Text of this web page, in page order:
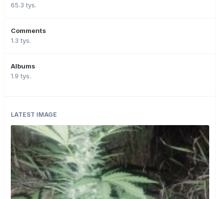
65.3 tys.
Comments
1.3 tys.
Albums
1.9 tys.
LATEST IMAGE